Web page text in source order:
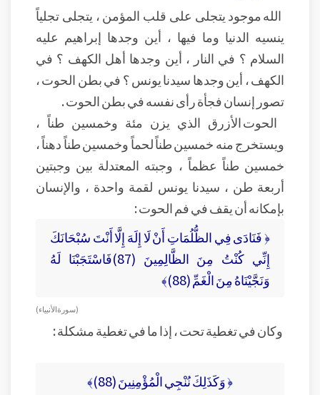
الله موجود يتجلى على قلب المؤمن ، يتجلى تجلياً
ينسيه الدنيا وما فيها ، أين وجدها إبراهيم عليه
السلام ؟ في النار ، أين وجدها أهل الكهف ؟ في
الكهف ، أين وجدها سيدنا يونس ؟ في بطن الحوت ،
تصور إنسان فجأة رأى نفسه في بطن الحوت .
الحوت الأزرق الذي يزن مئة وخمسين طناً ،
ويستخرج منه خمسين طناً لحماً وخمسين طناً دهناً ،
خمسين طناً عظماً ، وجبته المعتدلة بين وجبتين
أربعة طن ، سيدنا يونس لقمة واحدة ، والإنسان
بإمكانه أن يقف في فم الحوت :
﴿ فَنَادَى فِي الظُّلُمَاتِ أَنْ لَا إِلَهَ إِلَّا أَنْتَ سُبْحَانَكَ
إِنِّي كُنْتُ مِنَ الظَّالِمِينَ (87)فَاسْتَجَبْنَا لَهُ
وَنَجَّيْنَاهُ مِنَ الْغَمِّ (88)﴾
( سورة الأنبياء)
وكان في تغطية تحت ، إذا ما في تغطية مشكلة :
﴿ وَكَذَلِكَ نُنْجِي الْمُؤْمِنِينَ (88)﴾